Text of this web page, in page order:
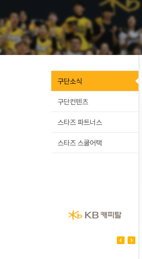
구단소식
구단컨텐츠
스타즈 파트너스
스타즈 스쿨어택